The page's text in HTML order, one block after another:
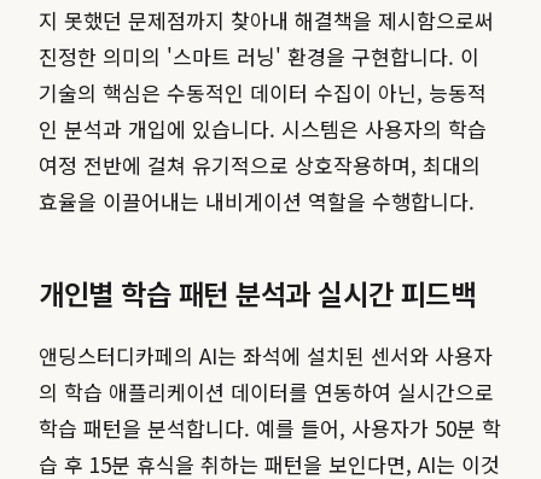
지 못했던 문제점까지 찾아내 해결책을 제시함으로써
진정한 의미의 '스마트 러닝' 환경을 구현합니다. 이
기술의 핵심은 수동적인 데이터 수집이 아닌, 능동적
인 분석과 개입에 있습니다. 시스템은 사용자의 학습
여정 전반에 걸쳐 유기적으로 상호작용하며, 최대의
효율을 이끌어내는 내비게이션 역할을 수행합니다.
개인별 학습 패턴 분석과 실시간 피드백
앤딩스터디카페의 AI는 좌석에 설치된 센서와 사용자
의 학습 애플리케이션 데이터를 연동하여 실시간으로
학습 패턴을 분석합니다. 예를 들어, 사용자가 50분 학
습 후 15분 휴식을 취하는 패턴을 보인다면, AI는 이것